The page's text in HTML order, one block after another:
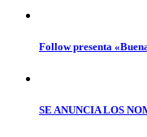
Follow presenta
SE ANUNCIA LOS